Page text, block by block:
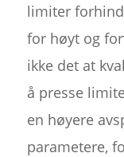
limiter
for høyt og
ikke det at
å presse
en høyere
parametere,